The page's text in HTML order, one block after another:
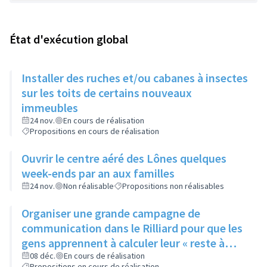
État d'exécution global
Installer des ruches et/ou cabanes à insectes
sur les toits de certains nouveaux
immeubles
24 nov.
En cours de réalisation
Propositions en cours de réalisation
Ouvrir le centre aéré des Lônes quelques
week-ends par an aux familles
24 nov. Non réalisable Propositions non réalisables
Organiser une grande campagne de
communication dans le Rilliard pour que les
gens apprennent à calculer leur « reste à
vivre »
08 déc.
En cours de réalisation